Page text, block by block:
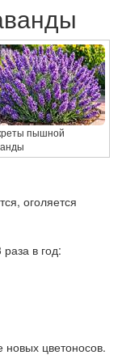
пышной
оголяется
раза в год:
новых цветоносов.